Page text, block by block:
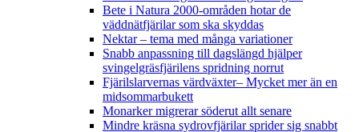
Bete i Natura 2000-områden hotar de
väddnätfjärilar som ska skyddas
Nektar – tema med många variationer
Snabb anpassning till dagslängd hjälper
svingelgräsfjärilens spridning norrut
Fjärilslarvernas värdväxter– Mycket mer än en
midsommarbukett
Monarker migrerar söderut allt senare
Mindre kräsna sydrovfjärilar sprider sig snabbt